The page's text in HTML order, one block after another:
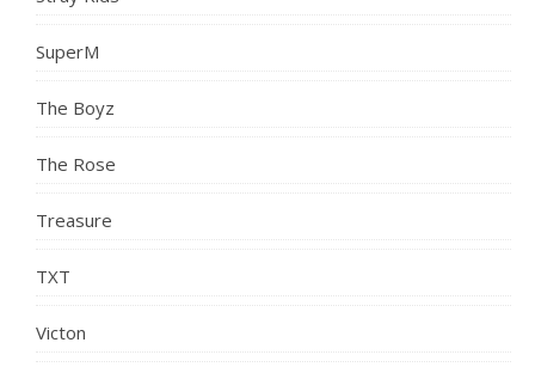
SuperM
The Boyz
The Rose
Treasure
TXT
Victon